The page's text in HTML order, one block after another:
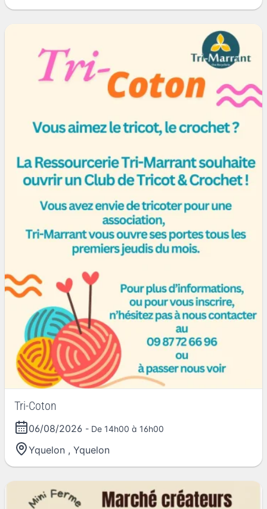
Tri-Coton
06/08/2026 - De 14h00 à 16h00
Yquelon , Yquelon